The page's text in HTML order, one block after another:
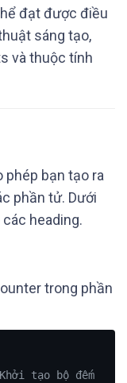
đạt được điều
sáng tạo,
và thuộc tính
phép bạn tạo ra
phần tử. Dưới
heading.
trong phần
tạo bộ đếm